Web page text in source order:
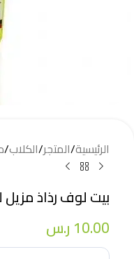
الرئيسية/المتجر/الكلاب/
بيت لوف رذاذ مزيل
10.00 ر.س